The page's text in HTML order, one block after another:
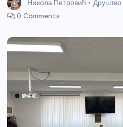
Никола Петровић Друштво
0 Comments